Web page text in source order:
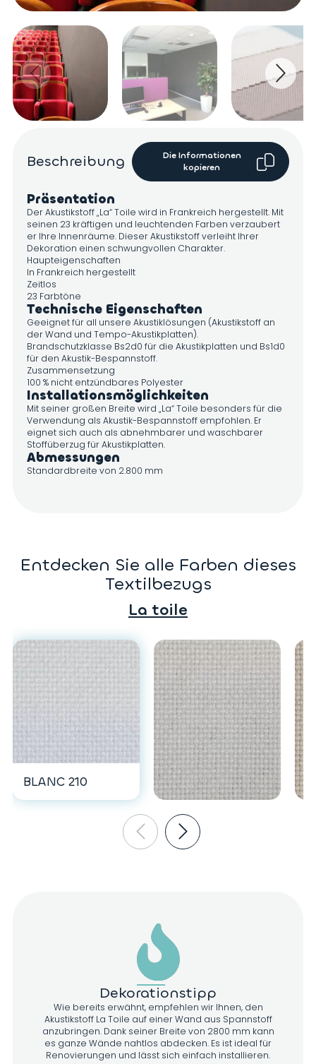
Beschreibung
Die Informationen
kopieren
Präsentation
Der Akustikstoff „La“ Toile wird in Frankreich hergestellt. Mit
seinen 23 kräftigen und leuchtenden Farben verzaubert
er Ihre Innenräume. Dieser Akustikstoff verleiht Ihrer
Dekoration einen schwungvollen Charakter.
Haupteigenschaften
In Frankreich hergestellt
Zeitlos
23 Farbtöne
Technische Eigenschaften
Geeignet für all unsere Akustiklösungen (Akustikstoff an
der Wand und Tempo-Akustikplatten).
Brandschutzklasse Bs2d0 für die Akustikplatten und Bs1d0
für den Akustik-Bespannstoff.
Zusammensetzung
100 % nicht entzündbares Polyester
Installationsmöglichkeiten
Mit seiner großen Breite wird „La“ Toile besonders für die
Verwendung als Akustik-Bespannstoff empfohlen. Er
eignet sich auch als abnehmbarer und waschbarer
Stoffüberzug für Akustikplatten.
Abmessungen
Standardbreite von 2.800 mm
Entdecken Sie alle Farben dieses
Textilbezugs
La toile
BLANC 210
CRÈME 220
Dekorationstipp
Wie bereits erwähnt, empfehlen wir Ihnen, den
Akustikstoff La Toile auf einer Wand aus Spannstoff
anzubringen. Dank seiner Breite von 2800 mm kann
es ganze Wände nahtlos abdecken. Es ist ideal für
Renovierungen und lässt sich einfach installieren.